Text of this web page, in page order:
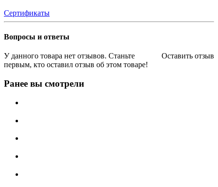
Сертификаты
Вопросы и ответы
Оставить отзыв
У данного товара нет отзывов. Станьте
первым, кто оставил отзыв об этом товаре!
Ранее вы смотрели